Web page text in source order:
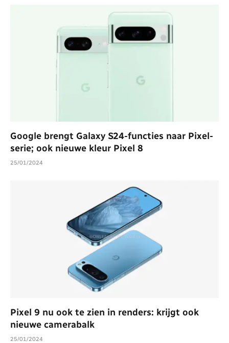
Google brengt Galaxy S24-functies naar Pixel-
serie; ook nieuwe kleur Pixel 8
25/01/2024
Pixel 9 nu ook te zien in renders: krijgt ook
nieuwe camerabalk
25/01/2024